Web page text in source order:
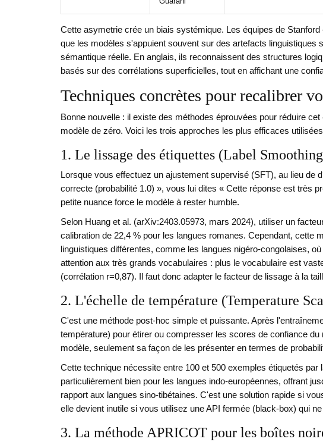
Cette asymetrie crée un biais systémique. Les équipes de
que les modèles s'appuient souvent sur des artefacts linguistiques
sémantique réelle. En anglais, ils reconnaissent des structures
basés sur des corrélations superficielles, tout en affichant une
Techniques concrètes pour recalibrer
Bonne nouvelle : il existe des méthodes éprouvées pour réduire
modèle de zéro. Voici les trois approches les plus efficaces
1. Le lissage des étiquettes (Label
Lorsque vous effectuez un ajustement supervisé (SFT), au lieu de
correcte (probabilité 1.0) », vous lui dites « Cette réponse est très
petite nuance force le modèle à rester humble.
Selon Huang et al. (arXiv:2403.05973, mars 2024), utiliser un
calibration de 22,4 % pour les langues romanes. Cependant, cette
linguistiques différentes, comme les langues nigéro-congolaises,
attention aux très grands vocabulaires : plus le vocabulaire est
(corrélation r=0,87). Il faut donc adapter le facteur de lissage à la
2. L'échelle de température (Temperature
C'est une méthode post-hoc simple et puissante. Après
température) pour étirer ou compresser les scores de confiance
modèle, seulement sa façon de les présenter en termes de
Cette technique nécessite entre 100 et 500 exemples étiquetés par
particulièrement bien pour les langues indo-européennes, offrant
rapport aux langues sino-tibétaines. C'est une solution rapide si
elle devient inutile si vous utilisez une API fermée (black-box) qui
3. La méthode APRICOT pour les boîtes